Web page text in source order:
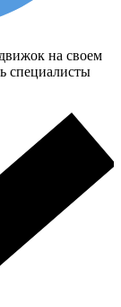
на своем
специалисты